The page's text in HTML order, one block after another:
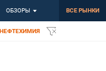
ОБЗОРЫ ВСЕ РЫНКИ
НЕФТЕХИМИЯ